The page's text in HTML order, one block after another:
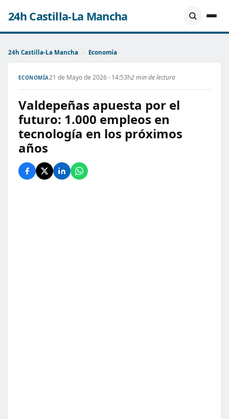
24h Castilla-La Mancha
24h Castilla-La Mancha › Economía
ECONOMÍA21 de Mayo de 2026 · 14:53h2 min de lectura
Valdepeñas apuesta por el
futuro: 1.000 empleos en
tecnología en los próximos
años